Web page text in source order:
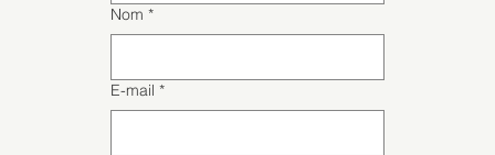
Nom *
E-mail *